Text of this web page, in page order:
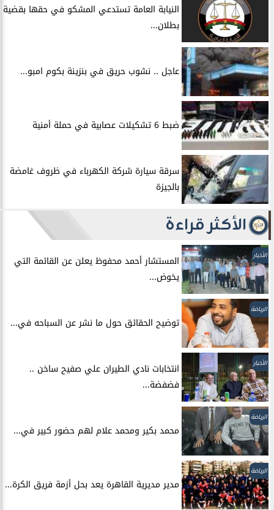
النيابة العامة تستدعي المشكو في حقها بقضية
بطلان...
عاجل .. نشوب حريق في بنزينة بكوم امبو...
ضبط 6 تشكيلات عصابية في حملة أمنية
سرقة سيارة شركة الكهرباء في ظروف غامضة
بالجيزة
الأكثر قراءة
الأخبار
المستشار أحمد محفوظ يعلن عن القائمة التي
يخوض...
الرياضة
توضيح الحقائق حول ما نشر عن السباحه في...
الأخبار
انتخابات نادي الطيران علي صفيح ساخن ..
فضفضة...
الرياضة
محمد بكير ومحمد علام لهم حضور كبير في...
الرياضة
مدير مديرية القاهرة يعد بحل أزمة فريق الكرة...